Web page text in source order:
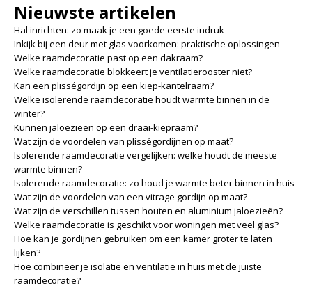
Nieuwste artikelen
Hal inrichten: zo maak je een goede eerste indruk
Inkijk bij een deur met glas voorkomen: praktische oplossingen
Welke raamdecoratie past op een dakraam?
Welke raamdecoratie blokkeert je ventilatierooster niet?
Kan een plisségordijn op een kiep-kantelraam?
Welke isolerende raamdecoratie houdt warmte binnen in de
winter?
Kunnen jaloezieën op een draai-kiepraam?
Wat zijn de voordelen van plisségordijnen op maat?
Isolerende raamdecoratie vergelijken: welke houdt de meeste
warmte binnen?
Isolerende raamdecoratie: zo houd je warmte beter binnen in huis
Wat zijn de voordelen van een vitrage gordijn op maat?
Wat zijn de verschillen tussen houten en aluminium jaloezieën?
Welke raamdecoratie is geschikt voor woningen met veel glas?
Hoe kan je gordijnen gebruiken om een kamer groter te laten
lijken?
Hoe combineer je isolatie en ventilatie in huis met de juiste
raamdecoratie?